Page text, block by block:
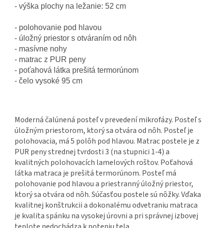
- výška plochy na ležanie: 52 cm
- polohovanie pod hlavou
- úložný priestor s otváraním od nôh
- masívne nohy
- matrac z PUR peny
- poťahová látka prešitá termorúnom
Moderná čalúnená posteľ v prevedení mikrofázy. Posteľ s
úložným priestorom, ktorý sa otvára od nôh. Posteľ je
polohovacia, má 5 polôh pod hlavou. Matrac postele je z
PUR peny strednej tvrdosti 3 (na stupnici 1-4) a
kvalitných polohovacích lamelových roštov. Poťahová
látka matraca je prešitá termorúnom. Posteľ má
polohovanie pod hlavou a priestranný úložný priestor,
ktorý sa otvára od nôh. Súčasťou postele sú nôžky. Vďaka
kvalitnej konštrukcii a dokonalému odvetraniu matraca
je kvalita spánku na vysokej úrovni a pri správnej izbovej